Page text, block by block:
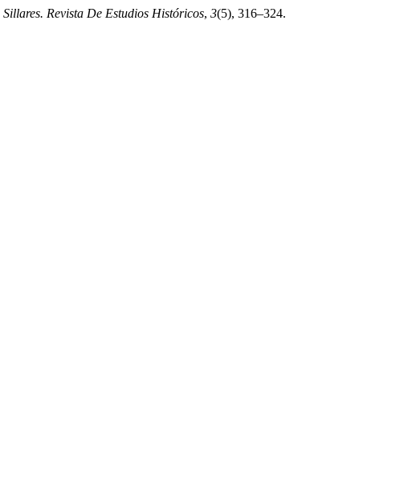
Sillares. Revista De Estudios Históricos, 3(5), 316–324.